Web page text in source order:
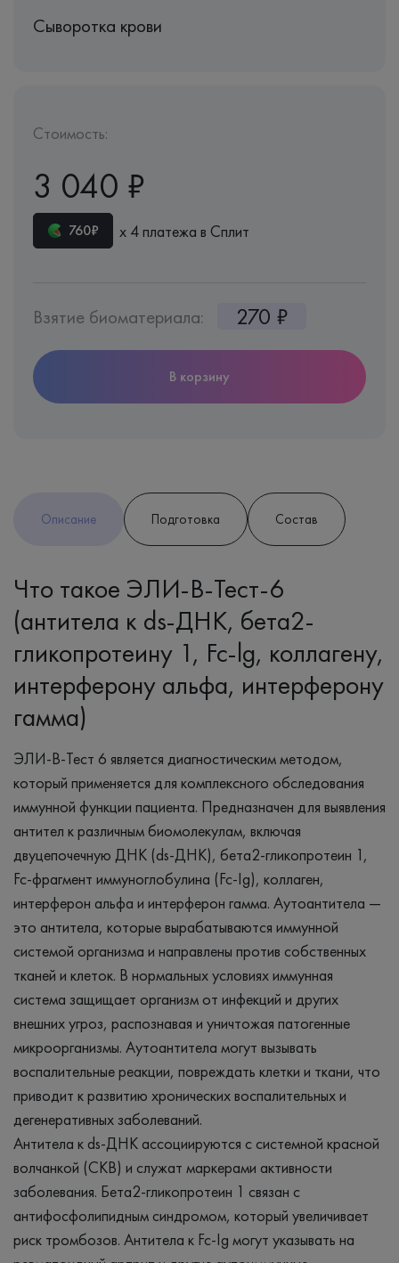
Сыворотка крови
Стоимость:
3 040 ₽
760₽ х 4 платежа в Сплит
Взятие биоматериала: 270 ₽
В корзину
Описание Подготовка Состав
Что такое ЭЛИ-В-Тест-6
(антитела к ds-ДНК, бета2-
гликопротеину 1, Fc-lg, коллагену,
интерферону альфа, интерферону
гамма)
ЭЛИ-В-Тест 6 является диагностическим методом,
который применяется для комплексного обследования
иммунной функции пациента. Предназначен для выявления
антител к различным биомолекулам, включая
двуцепочечную ДНК (ds-ДНК), бета2-гликопротеин 1,
Fc-фрагмент иммуноглобулина (Fc-Ig), коллаген,
интерферон альфа и интерферон гамма. Аутоантитела —
это антитела, которые вырабатываются иммунной
системой организма и направлены против собственных
тканей и клеток. В нормальных условиях иммунная
система защищает организм от инфекций и других
внешних угроз, распознавая и уничтожая патогенные
микроорганизмы. Аутоантитела могут вызывать
воспалительные реакции, повреждать клетки и ткани, что
приводит к развитию хронических воспалительных и
дегенеративных заболеваний.
Антитела к ds-ДНК ассоциируются с системной красной
волчанкой (СКВ) и служат маркерами активности
заболевания. Бета2-гликопротеин 1 связан с
антифосфолипидным синдромом, который увеличивает
риск тромбозов. Антитела к Fc-Ig могут указывать на